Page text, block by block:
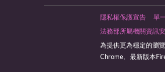
隱私權保護宣告 單
法務部所屬機關資訊
為提供更為穩定的瀏
Chrome、最新版本